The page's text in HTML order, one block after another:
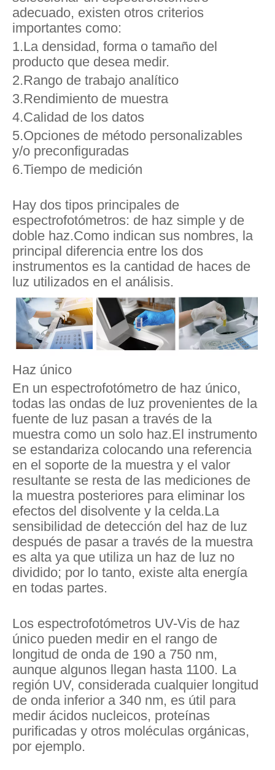
adecuado, existen otros criterios
importantes como:
1.La densidad, forma o tamaño del
producto que desea medir.
2.Rango de trabajo analítico
3.Rendimiento de muestra
4.Calidad de los datos
5.Opciones de método personalizables
y/o preconfiguradas
6.Tiempo de medición
Hay dos tipos principales de
espectrofotómetros: de haz simple y de
doble haz.Como indican sus nombres, la
principal diferencia entre los dos
instrumentos es la cantidad de haces de
luz utilizados en el análisis.
Haz único
En un espectrofotómetro de haz único,
todas las ondas de luz provenientes de la
fuente de luz pasan a través de la
muestra como un solo haz.El instrumento
se estandariza colocando una referencia
en el soporte de la muestra y el valor
resultante se resta de las mediciones de
la muestra posteriores para eliminar los
efectos del disolvente y la celda.La
sensibilidad de detección del haz de luz
después de pasar a través de la muestra
es alta ya que utiliza un haz de luz no
dividido; por lo tanto, existe alta energía
en todas partes.
Los espectrofotómetros UV-Vis de haz
único pueden medir en el rango de
longitud de onda de 190 a 750 nm,
aunque algunos llegan hasta 1100. La
región UV, considerada cualquier longitud
de onda inferior a 340 nm, es útil para
medir ácidos nucleicos, proteínas
purificadas y otros moléculas orgánicas,
por ejemplo.